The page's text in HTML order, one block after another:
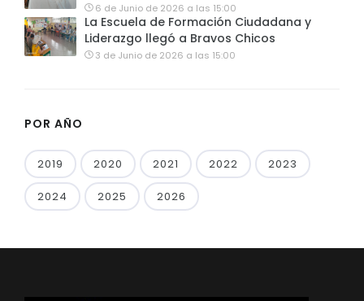
6 de Junio de 2026 a las 15:00
La Escuela de Formación Ciudadana y
Liderazgo llegó a Bravos Chicos
3 de Junio de 2026 a las 15:00
POR AÑO
2019 2020 2021 2022 2023
2024 2025 2026